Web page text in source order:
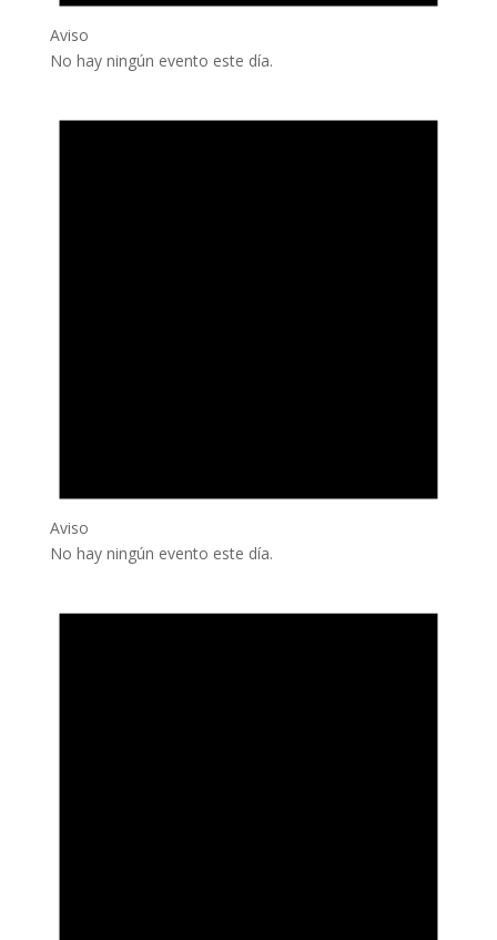
Aviso
No hay ningún evento este día.
Aviso
No hay ningún evento este día.